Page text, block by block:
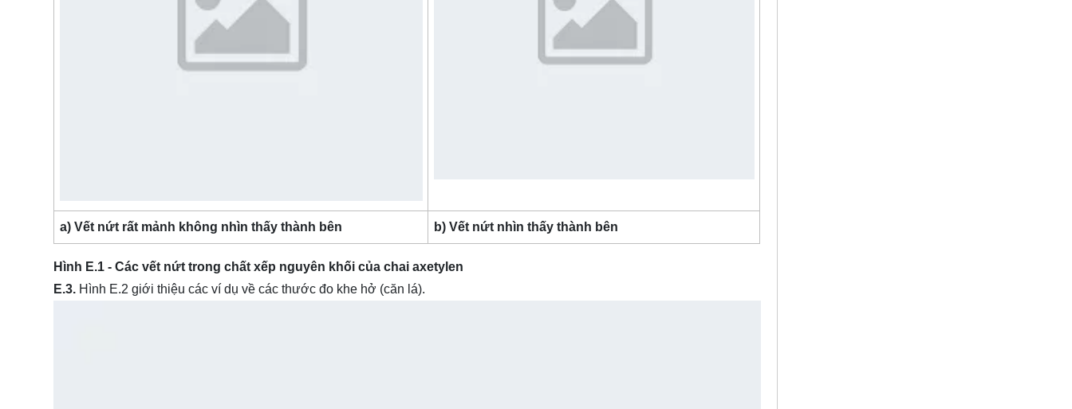
a) Vết nứt rất mảnh không nhìn thấy thành bên b) Vết nứt nhìn thấy thành bên
Hình E.1 - Các vết nứt trong chất xếp nguyên khối của chai axetylen
E.3. Hình E.2 giới thiệu các ví dụ về các thước đo khe hở (căn lá).